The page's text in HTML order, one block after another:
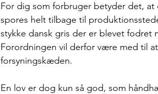
For dig som forbruger betyder det, at
spores helt tilbage til
stykke dansk gris der er blevet
Forordningen vil derfor være med til
forsyningskæden.
En lov er dog kun så god, som